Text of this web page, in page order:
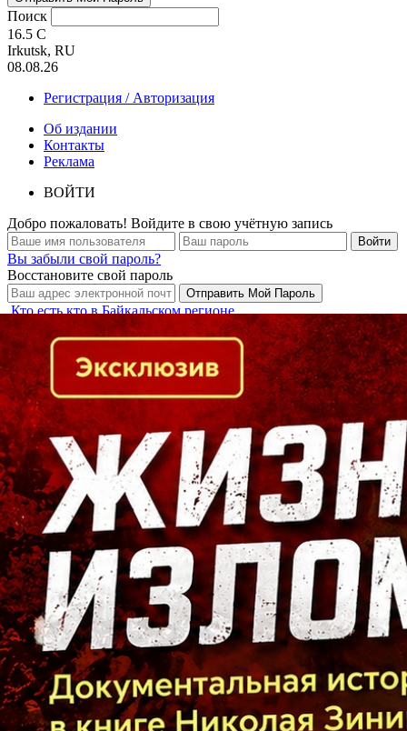
Поиск
16.5 C
Irkutsk, RU
08.08.26
Регистрация / Авторизация
Об издании
Контакты
Реклама
ВОЙТИ
Добро пожаловать! Войдите в свою учётную запись
Вы забыли свой пароль?
Восстановите свой пароль
Кто есть кто в Байкальском регионе